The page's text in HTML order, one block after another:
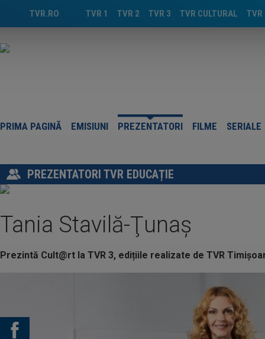
TVR
TVR CULTURAL
TVR 3
TVR 2
TVR 1
TVR.RO
PRIMA PAGINĂ EMISIUNI PREZENTATORI FILME SERIALE
PREZENTATORI TVR EDUCAȚIE
Tania Stavilă-Ţunaş
Prezintă Cult@rt la TVR 3, edițiile realizate de TVR